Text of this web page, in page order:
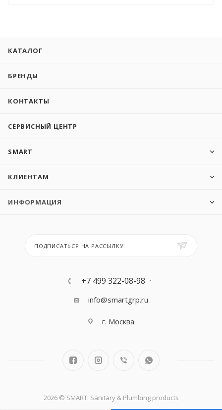
КАТАЛОГ
БРЕНДЫ
КОНТАКТЫ
СЕРВИСНЫЙ ЦЕНТР
SMART
КЛИЕНТАМ
ИНФОРМАЦИЯ
ПОДПИСАТЬСЯ НА РАССЫЛКУ
+7 499 322-08-98
info@smartgrp.ru
г. Москва
2026 © SMART: Sanitary & Plumbing products